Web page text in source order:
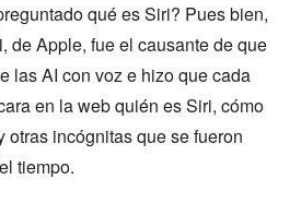
qué es Siri? Pues bien,
de Apple, fue el causante de que
las AI con voz e hizo que cada
en la web quién es Siri, cómo
otras incógnitas que se fueron
tiempo.